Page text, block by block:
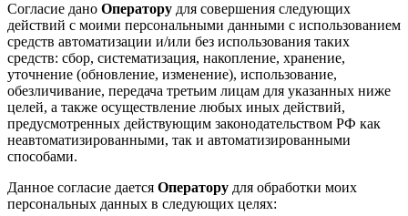
Согласие дано Оператору для совершения следующих
действий с моими персональными данными с использованием
средств автоматизации и/или без использования таких
средств: сбор, систематизация, накопление, хранение,
уточнение (обновление, изменение), использование,
обезличивание, передача третьим лицам для указанных ниже
целей, а также осуществление любых иных действий,
предусмотренных действующим законодательством РФ как
неавтоматизированными, так и автоматизированными
способами.
Данное согласие дается Оператору для обработки моих
персональных данных в следующих целях: